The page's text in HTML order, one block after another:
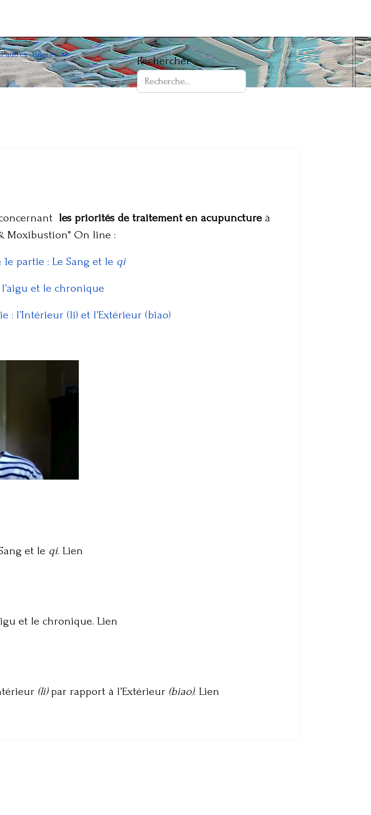
autres congrès
Rechercher
les priorités de traitement en acupuncture à
Moxibustion" On line :
partie : Le Sang et le qi
et le chronique
: l’Intérieur (li) et l’Extérieur (biao)
et le qi. Lien
et le chronique. Lien
(li)par rapport à l’Extérieur (biao). Lien